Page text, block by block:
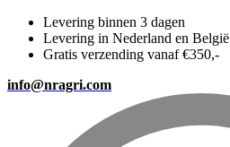
Levering binnen 3 dagen
Levering in Nederland en België
Gratis verzending vanaf €350,-
info@nragri.com